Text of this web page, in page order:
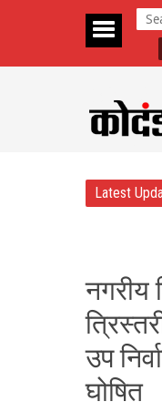
Latest
मुख्यमंत्री डॉ. यादव ने किसानों से
नगरीय
उप
घोषित